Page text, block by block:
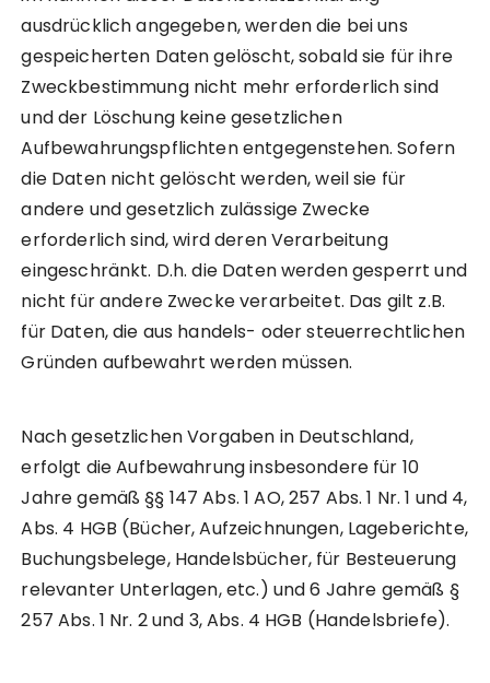
ausdrücklich angegeben, werden die bei uns
gespeicherten Daten gelöscht, sobald sie für ihre
Zweckbestimmung nicht mehr erforderlich sind
und der Löschung keine gesetzlichen
Aufbewahrungspflichten entgegenstehen. Sofern
die Daten nicht gelöscht werden, weil sie für
andere und gesetzlich zulässige Zwecke
erforderlich sind, wird deren Verarbeitung
eingeschränkt. D.h. die Daten werden gesperrt und
nicht für andere Zwecke verarbeitet. Das gilt z.B.
für Daten, die aus handels- oder steuerrechtlichen
Gründen aufbewahrt werden müssen.
Nach gesetzlichen Vorgaben in Deutschland,
erfolgt die Aufbewahrung insbesondere für 10
Jahre gemäß §§ 147 Abs. 1 AO, 257 Abs. 1 Nr. 1 und 4,
Abs. 4 HGB (Bücher, Aufzeichnungen, Lageberichte,
Buchungsbelege, Handelsbücher, für Besteuerung
relevanter Unterlagen, etc.) und 6 Jahre gemäß §
257 Abs. 1 Nr. 2 und 3, Abs. 4 HGB (Handelsbriefe).